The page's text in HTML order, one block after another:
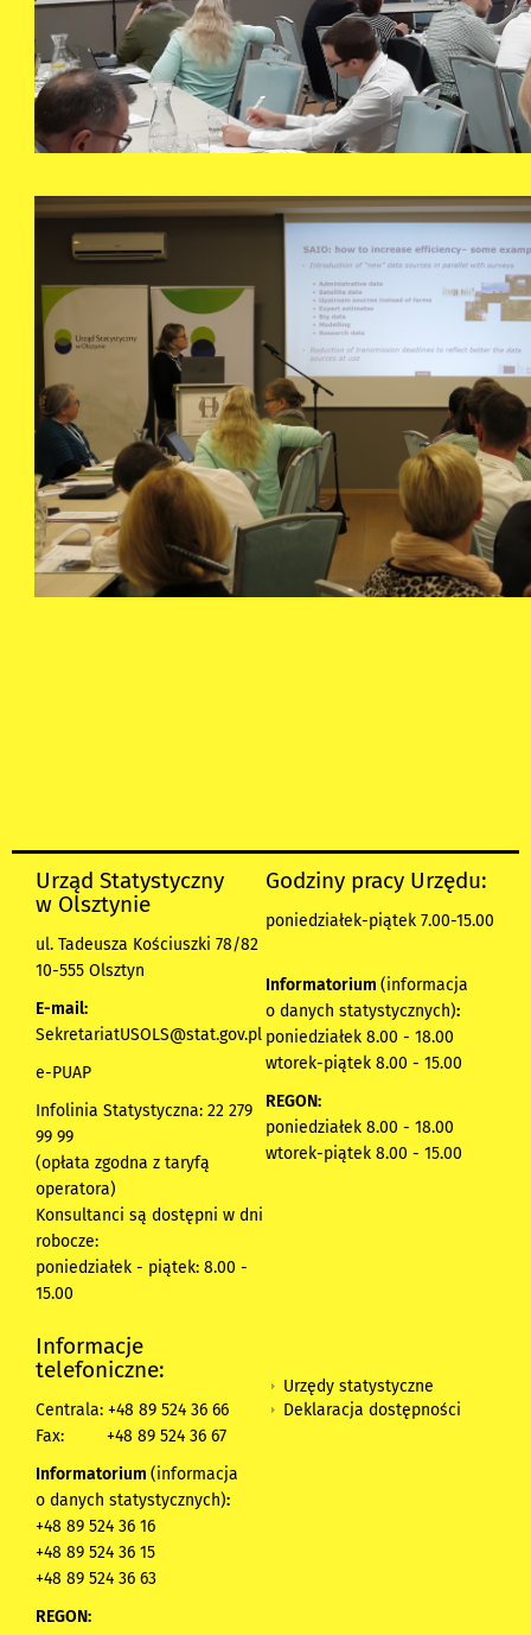
Urząd Statystyczny
w Olsztynie
ul. Tadeusza Kościuszki 78/82
10-555 Olsztyn
E-mail:
SekretariatUSOLS@stat.gov.pl
e-PUAP
Infolinia Statystyczna: 22 279
99 99
(opłata zgodna z taryfą
operatora)
Konsultanci są dostępni w dni
robocze:
poniedziałek - piątek: 8.00 -
15.00
Godziny pracy Urzędu:
poniedziałek-piątek 7.00-15.00
Informatorium (informacja
o danych statystycznych):
poniedziałek 8.00 - 18.00
wtorek-piątek 8.00 - 15.00
REGON:
poniedziałek 8.00 - 18.00
wtorek-piątek 8.00 - 15.00
Informacje
telefoniczne:
Centrala: +48 89 524 36 66
Fax:
+48 89 524 36 67
Informatorium (informacja
o danych statystycznych):
+48 89 524 36 16
+48 89 524 36 15
+48 89 524 36 63
REGON:
Urzędy statystyczne
Deklaracja dostępności